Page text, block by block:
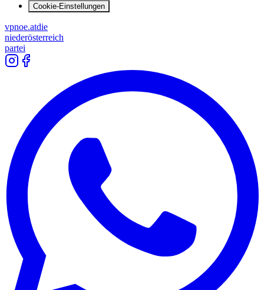
Cookie-Einstellungen
vpnoe.atdie
niederösterreich
partei